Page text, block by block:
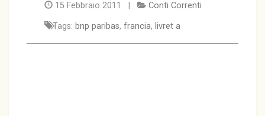
15 Febbraio 2011 | Conti Correnti
Tags: bnp paribas, francia, livret a